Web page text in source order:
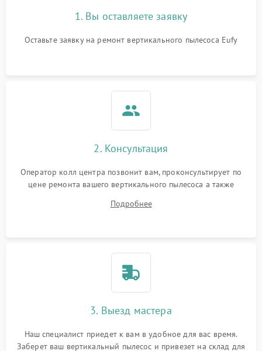
1. Вы оставляете заявку
Оставьте заявку на ремонт вертикального пылесоса Eufy
2. Консультация
Оператор колл центра позвонит вам, проконсультирует по
цене ремонта вашего вертикального пылесоса а также
Подробнее
3. Выезд мастера
Наш специалист приедет к вам в удобное для вас время.
Заберет ваш вертикальный пылесос и привезет на склад для